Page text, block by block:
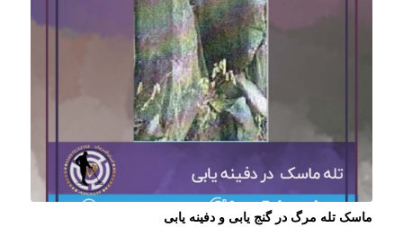
ماسک تله مرگ در گنج یابی و دفینه یابی